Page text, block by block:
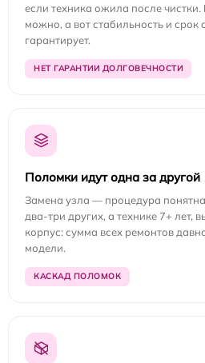
если техника ожила после чистки.
можно, а вот стабильность и
гарантирует.
НЕТ ГАРАНТИИ ДОЛГОВЕЧНОСТИ
Поломки идут одна за другой
Замена узла — процедура
два-три других, а технике 7+ лет,
корпус: сумма всех ремонтов
модели.
КАСКАД ПОЛОМОК